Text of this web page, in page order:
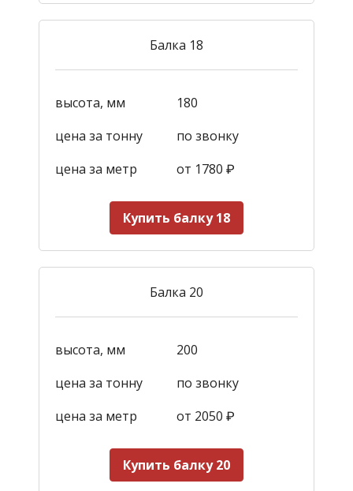
Балка 18
высота, мм
180
цена за тонну
по звонку
цена за метр
от 1780 ₽
Купить балку 18
Балка 20
высота, мм
200
цена за тонну
по звонку
цена за метр
от 2050 ₽
Купить балку 20